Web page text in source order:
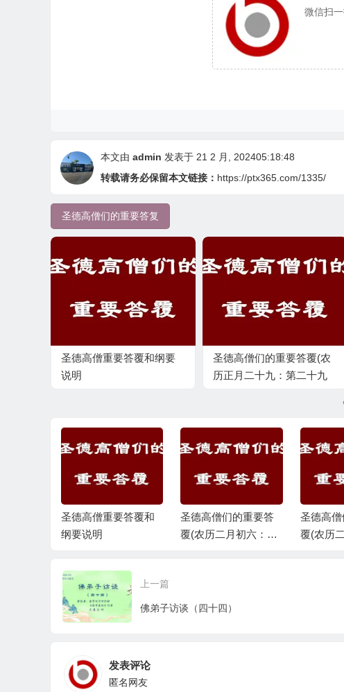
微信扫
本文由 admin 发表于 21 2 月, 202405:18:48
转载请务必保留本文链接： https://ptx365.com/1335/
圣德高僧们的重要答复
圣德高僧重要答覆和纲要
说明
圣德高僧们的重要答覆(农
历正月二十九：第二十九
圣德高僧重要答覆和
纲要说明
圣德高僧们的重要答
覆(农历二月初六：第
圣德高
覆(农历
上一篇
佛弟子访谈（四十四）
发表评论
匿名网友